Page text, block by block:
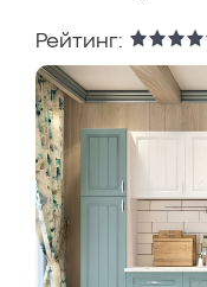
Рейтинг: